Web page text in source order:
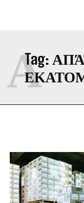
Tag:
Α